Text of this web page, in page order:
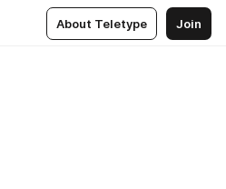
About Teletype Join